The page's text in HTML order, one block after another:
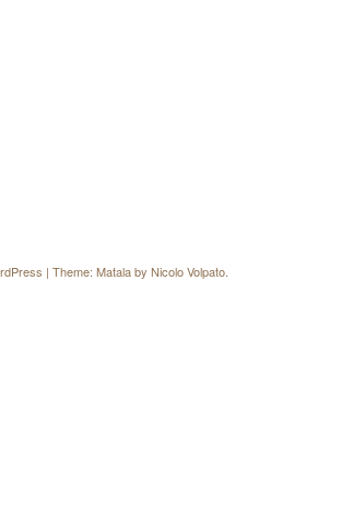
| Theme: Matala by Nicolo Volpato.